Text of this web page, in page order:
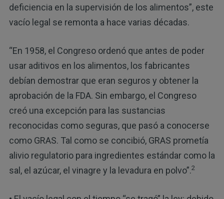
deficiencia en la supervisión de los alimentos”, este
vacío legal se remonta a hace varias décadas.
“En 1958, el Congreso ordenó que antes de poder
usar aditivos en los alimentos, los fabricantes
debían demostrar que eran seguros y obtener la
aprobación de la FDA. Sin embargo, el Congreso
creó una excepción para las sustancias
reconocidas como seguras, que pasó a conocerse
como GRAS. Tal como se concibió, GRAS prometía
alivio regulatorio para ingredientes estándar como la
sal, el azúcar, el vinagre y la levadura en polvo”.2